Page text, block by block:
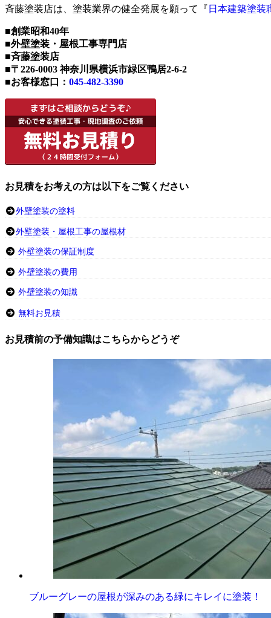
斉藤塗装店は、塗装業界の健全発展を願って『 日本建築塗装
■創業昭和40年
■外壁塗装・屋根工事専門店
■斉藤塗装店
■〒226-0003 神奈川県横浜市緑区鴨居2-6-2
■お客様窓口： 045-482-3390
お見積をお考えの方は以下をご覧ください
外壁塗装の塗料
外壁塗装・屋根工事の屋根材
外壁塗装の保証制度
外壁塗装の費用
外壁塗装の知識
無料お見積
お見積前の予備知識はこちらからどうぞ
ブルーグレーの屋根が深みのある緑にキレイに塗装！